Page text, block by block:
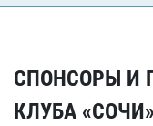
СПОНСОРЫ И
КЛУБА